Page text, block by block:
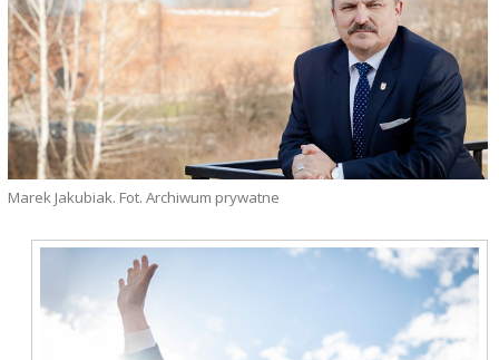
Marek Jakubiak. Fot. Archiwum prywatne